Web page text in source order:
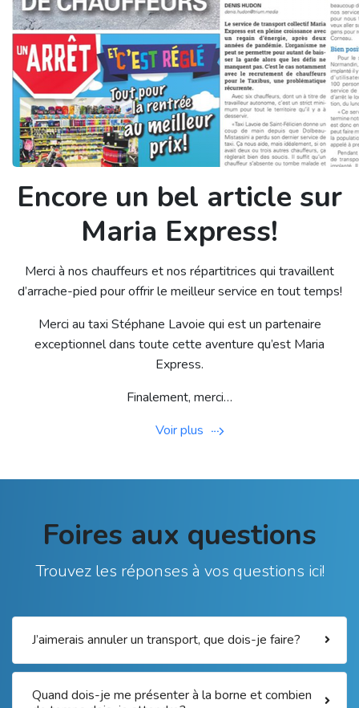
Encore un bel article sur
Maria Express!
Merci à nos chauffeurs et nos répartitrices qui travaillent
d’arrache-pied pour offrir le meilleur service en tout temps!
Merci au taxi Stéphane Lavoie qui est un partenaire
exceptionnel dans toute cette aventure qu’est Maria
Express.
Finalement, merci…
Voir plus
Foires aux questions
Trouvez les réponses à vos questions ici!
J’aimerais annuler un transport, que dois-je faire?
Quand dois-je me présenter à la borne et combien